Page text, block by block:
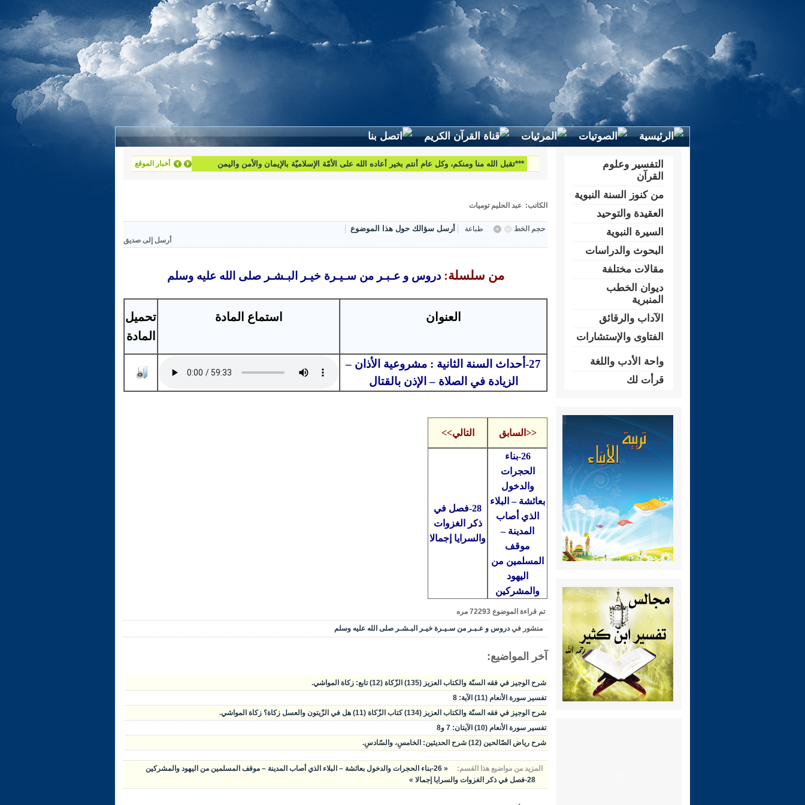
أخبار الموقع
***تقبل الله منا ومنكم، وكل عام أنتم بخير أعاده الله على الأمّة الإسلاميّة بالإيمان والأمن واليمن
الكاتب: عبد الحليم توميات
حجم الخط طباعة أرسل سؤالك حول هذا الموضوع
أرسل إلى صديق
من سلسلة:دروس و عـبـر من سـيـرة خيـر البـشـر صلى الله عليه وسلم
العنوان استماع المادة
تحميل
المادة
27-أحداث السنة الثانية : مشروعية الأذان –
الزيادة في الصلاة – الإذن بالقتال
<<السابق التالي>>
26-بناء
الحجرات
والدخول
بعائشة – البلاء
الذي أصاب
المدينة –
موقف
المسلمين من
اليهود
والمشركين
28-فصل في
ذكر الغزوات
والسرايا إجمالا
تم قراءة الموضوع 72293 مره
منشور في دروس و عـبـر من سـيـرة خيـر البـشـر صلى الله عليه وسلم
آخر المواضيع:
شرح الوجيز في فقه السنّة والكتاب العزيز (135) الزّكاة (12) تابع: زكاة المواشي.
تفسير سورة الأنعام (11) الآية: 8
شرح الوجيز في فقه السنّة والكتاب العزيز (134) كتاب الزّكاة (11) هل في الزّيتون والعسل زكاة؟ زكاة المواشي.
تفسير سورة الأنعام (10) الآيتان: 7 و8
شرح رياض الصّالحين (12) شرح الحديثين: الخامسِ، والسّادسِ.
المزيد من مواضيع هذا القسم:
« 26-بناء الحجرات والدخول بعائشة – البلاء الذي أصاب المدينة – موقف المسلمين من اليهود والمشركين
28-فصل في ذكر الغزوات والسرايا إجمالا »
التفسير وعلوم
القرآن
من كنوز السنة النبوية
العقيدة والتوحيد
السيرة النبوية
البحوث والدراسات
مقالات مختلفة
ديوان الخطب
المنبرية
الآداب والرقائق
الفتاوى والإستشارات
واحة الأدب واللغة
قرأت لك